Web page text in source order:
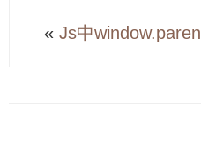
« Js中